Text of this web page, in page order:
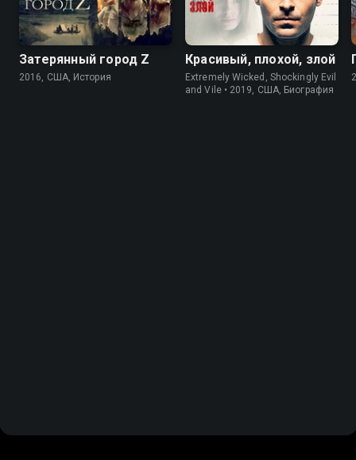
Затерянный город Z
2016, США, История
Красивый, плохой, злой
Extremely Wicked, Shockingly Evil
and Vile • 2019, США, Биография